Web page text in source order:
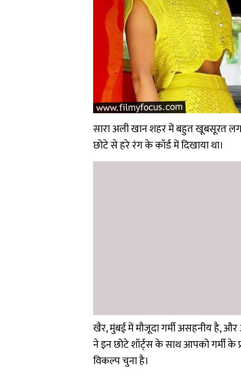
सारा अली खान शहर में बहुत खूबसूरत लग
छोटे से हरे रंग के कॉर्ड में दिखाया था।
खैर, मुंबई में मौजूदा गर्मी असहनीय है,
ने इन छोटे शॉर्ट्स के साथ आपको गर्मी के
विकल्प चुना है।